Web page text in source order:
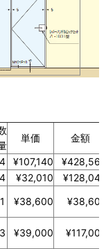
単価
金額
4 ¥107,140
¥428,560
4 ¥32,010
¥128,040
1 ¥38,600 ¥38,600
3 ¥39,000 ¥117,000